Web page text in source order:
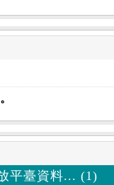
平臺資料... (1)